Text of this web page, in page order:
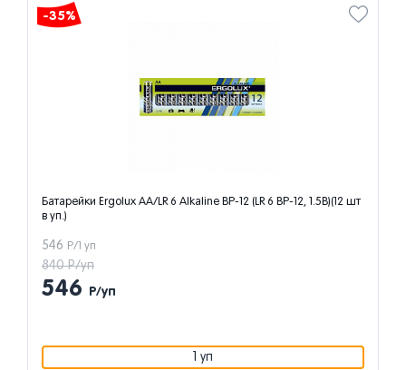
-35%
Батарейки Ergolux AA/LR 6 Alkaline BP-12 (LR 6 BP-12, 1.5В)(12 шт
в уп.)
546 Р/1 уп
840 Р/уп
546 Р/уп
1 уп